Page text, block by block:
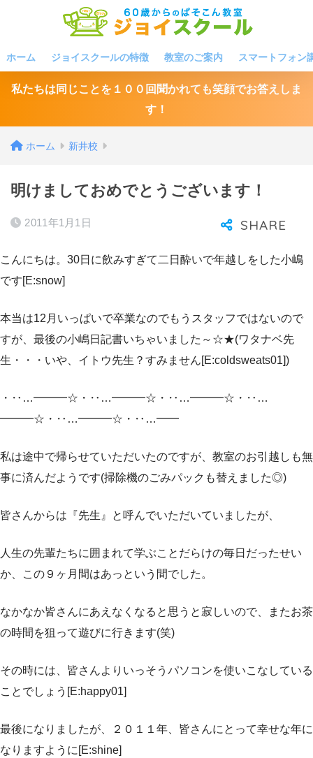
ホーム ジョイスクールの特徴 教室のご案内 スマートフォン
私たちは同じことを１００回聞かれても笑顔でお答えしま
す！
ホーム 新井校
明けましておめでとうございます！
2011年1月1日
こんにちは。30日に飲みすぎて二日酔いで年越しをした小嶋
です[E:snow]
本当は12月いっぱいで卒業なのでもうスタッフではないので
すが、最後の小嶋日記書いちゃいました～☆★(ワタナベ先
生・・・いや、イトウ先生？すみません[E:coldsweats01])
・‥…━━━☆・‥…━━━☆・‥…━━━☆・‥…
━━━☆・‥…━━━☆・‥…━━
私は途中で帰らせていただいたのですが、教室のお引越しも無
事に済んだようです(掃除機のごみパックも替えました◎)
皆さんからは『先生』と呼んでいただいていましたが、
人生の先輩たちに囲まれて学ぶことだらけの毎日だったせい
か、この９ヶ月間はあっという間でした。
なかなか皆さんにあえなくなると思うと寂しいので、またお茶
の時間を狙って遊びに行きます(笑)
その時には、皆さんよりいっそうパソコンを使いこなしている
ことでしょう[E:happy01]
最後になりましたが、２０１１年、皆さんにとって幸せな年に
なりますように[E:shine]